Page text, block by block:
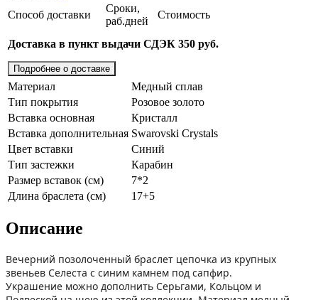
Способ доставки
Сроки,
раб.дней
Стоимость
Доставка в пункт выдачи СДЭК 350 руб.
Подробнее о доставке
Материал
Медный сплав
Тип покрытия
Розовое золото
Вставка основная
Кристалл
Вставка дополнительная Swarovski Crystals
Цвет вставки
Синий
Тип застежки
Карабин
Размер вставок (см)
7*2
Длина браслета (см)
17+5
Описание
Вечерний позолоченный браслет цепочка из крупных
звеньев Селеста с синим камнем под сапфир.
Украшение можно дополнить Серьгами, Кольцом и